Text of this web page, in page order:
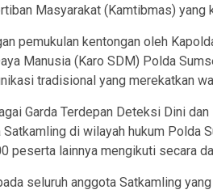
Masyarakat (Kamtibmas) yang
pemukulan kentongan oleh
Manusia (Karo SDM) Polda
tradisional yang merekatkan
Garda Terdepan Deteksi Dini
di wilayah hukum
peserta lainnya mengikuti secara
seluruh anggota Satkamling